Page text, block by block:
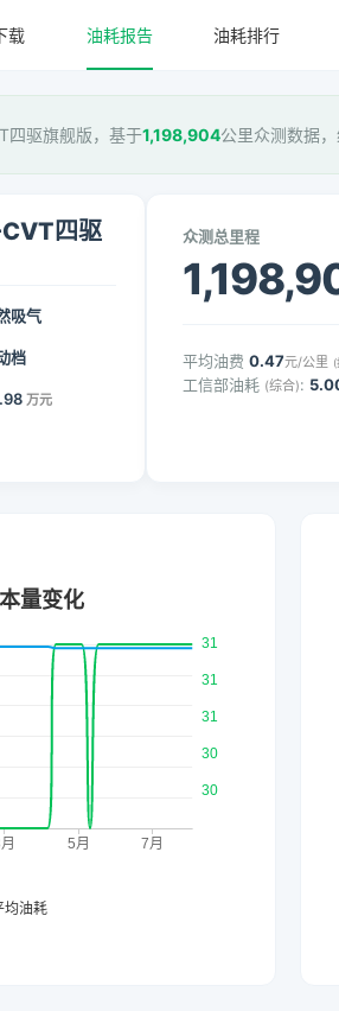
载 油耗报告 油耗排行
四驱旗舰版，基于1,198,904公里众测数据
四驱
吸气
档
万元
众测总里程
平均油费 0.47元/公里
工信部油耗 (综合):